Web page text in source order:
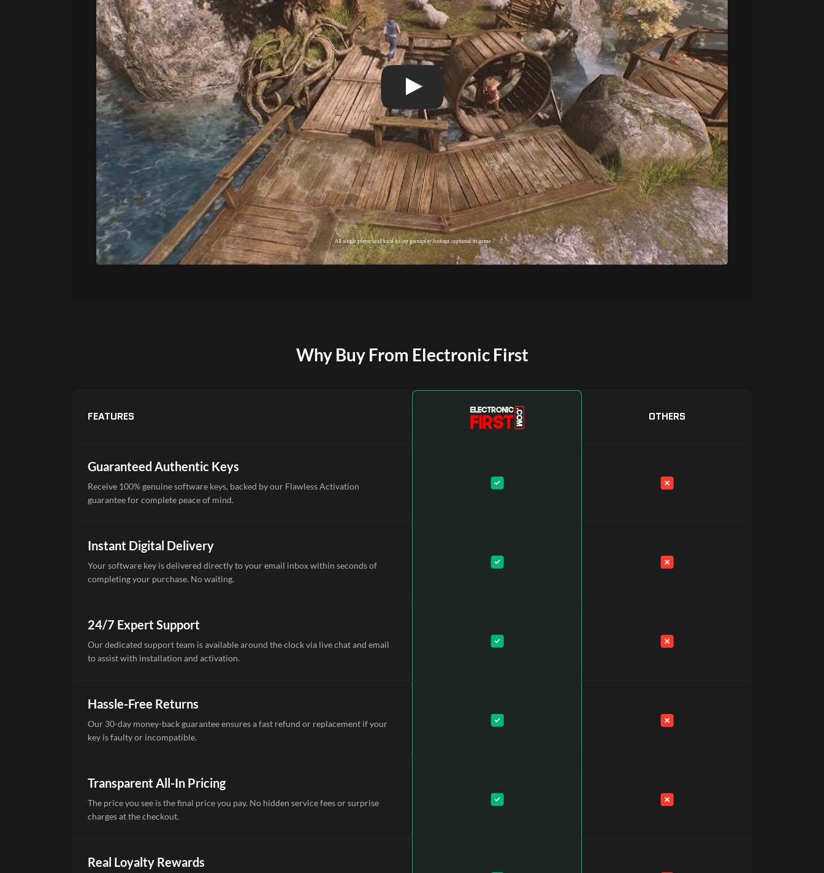
Why Buy From Electronic First
FEATURES OTHERS
Guaranteed Authentic Keys
Receive 100% genuine software keys, backed by our Flawless Activation
guarantee for complete peace of mind.
Instant Digital Delivery
Your software key is delivered directly to your email inbox within seconds of
completing your purchase. No waiting.
24/7 Expert Support
Our dedicated support team is available around the clock via live chat and email
to assist with installation and activation.
Hassle-Free Returns
Our 30-day money-back guarantee ensures a fast refund or replacement if your
key is faulty or incompatible.
Transparent All-In Pricing
The price you see is the final price you pay. No hidden service fees or surprise
charges at the checkout.
Real Loyalty Rewards